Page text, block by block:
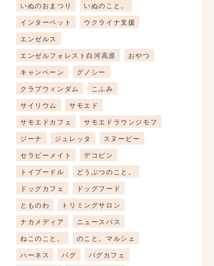
いぬのおまつり
いぬのこと。
インターペット
ウクライナ支援
エンゼルス
エンゼルフォレスト白河高原
おやつ
キャンペーン
グノシー
クラブウィンダム
こふみ
サイリウム
サモエド
サモエドカフェ
サモエドラウンジモフ
ジーナ
ジュレッタ
スヌーピー
セラピーメイト
デコピン
トイプードル
どうぶつのこと。
ドッグカフェ
ドッグフード
とものわ
トリミングサロン
ナカメディア
ニュースパス
ねこのこと。
のこと。マルシェ
ハーネス
パグ
パグカフェ